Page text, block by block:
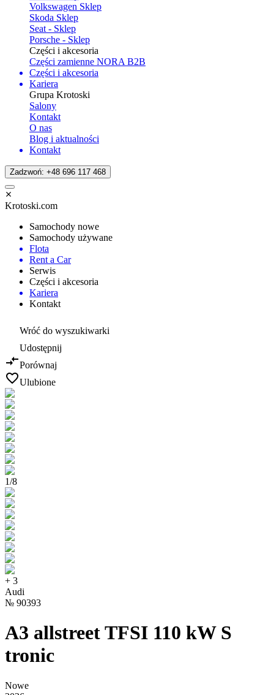
Volkswagen Sklep
Skoda Sklep
Seat - Sklep
Porsche - Sklep
Części i akcesoria
Części zamienne NORA B2B
Części i akcesoria
Kariera
Grupa Krotoski
Salony
Kontakt
O nas
Blog i aktualności
Kontakt
Zadzwoń: +48 696 117 468
Krotoski.com
Samochody nowe
Samochody używane
Flota
Rent a Car
Serwis
Części i akcesoria
Kariera
Kontakt
Wróć do wyszukiwarki
Udostępnij
Porównaj
Ulubione
1/8
+ 3
Audi
№ 90393
A3 allstreet TFSI 110 kW S
tronic
Nowe